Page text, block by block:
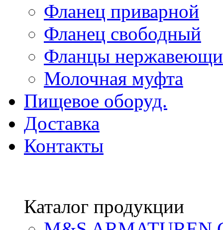
Фланец приварной
Фланец свободный
Фланцы
Молочная муфта
Пищевое оборуд.
Доставка
Контакты
Каталог продукции